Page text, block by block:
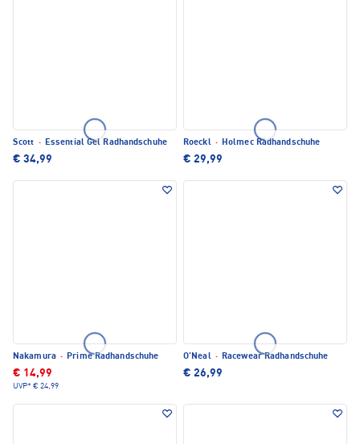
Scott · Essential Gel Radhandschuhe
€ 34,99
Roeckl · Holmec Radhandschuhe
€ 29,99
Nakamura · Prime Radhandschuhe
€ 14,99
UVP* € 24,99
O'Neal · Racewear Radhandschuhe
€ 26,99